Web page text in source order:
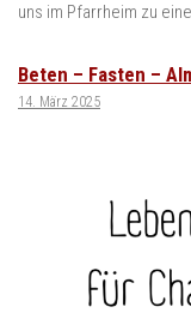
uns im Pfarrheim zu
Beten – Fasten –
14. März 2025